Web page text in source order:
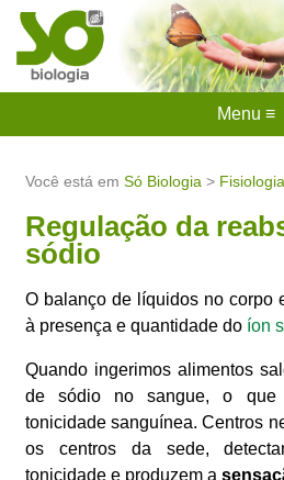
Você está emSó Biologia >
Regulação da
sódio
O balanço de líquidos no corpo
à presença e quantidade do íon
Quando ingerimos alimentos
de sódio no sangue, o que
tonicidade sanguínea. Centros
os centros da sede,
tonicidade e produzem a